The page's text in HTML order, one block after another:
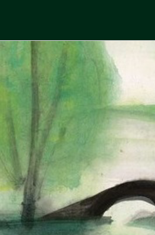
content
中國古典